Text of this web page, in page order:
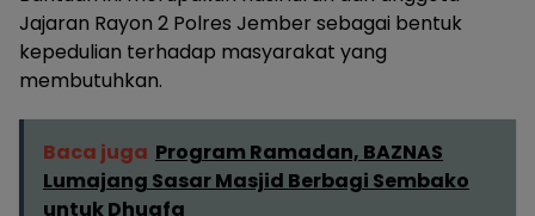
Jajaran Rayon 2 Polres Jember sebagai bentuk
kepedulian terhadap masyarakat yang
membutuhkan.
Baca juga Program Ramadan, BAZNAS
Lumajang Sasar Masjid Berbagi Sembako
untuk Dhuafa